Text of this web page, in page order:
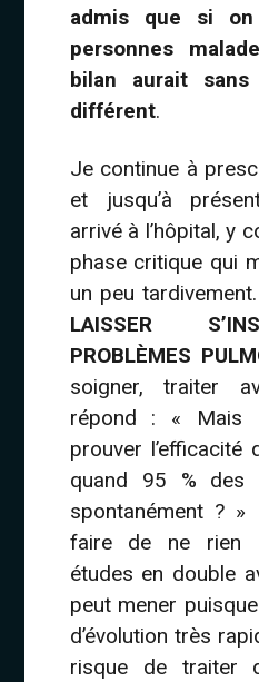
admis que si
personnes
bilan aurait
différent.
Je continue à
et jusqu’à
arrivé à l’hôpital, y
phase critique qui
un peu tardivement.
LAISSER
PROBLÈMES
soigner, traiter
répond : « Mais
prouver
quand 95 % des
spontanément ?
faire de ne rien
études en double
peut mener
d’évolution très
risque de traiter